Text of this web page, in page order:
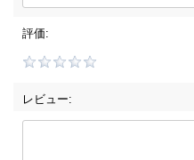
評価:
レビュー: